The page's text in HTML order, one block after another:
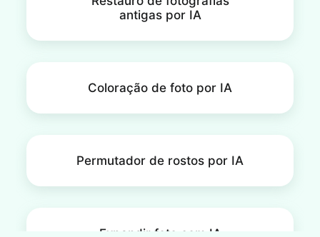
antigas por IA
Coloração de foto por IA
Permutador de rostos por IA
Expandir foto com IA